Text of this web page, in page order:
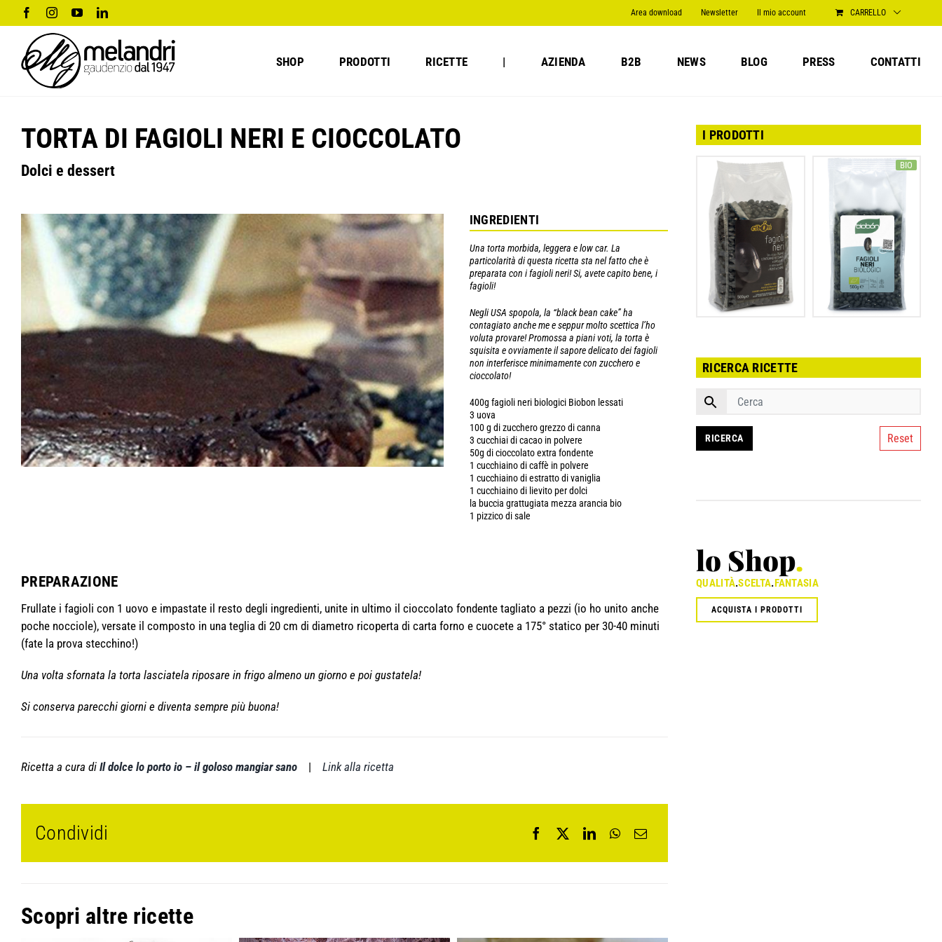
al
contenuto
FacebookInstagramYouTubeLinkedIn Area download Newsletter Il mio account CARRELLO
SHOP PRODOTTI RICETTE | AZIENDA B2B NEWS BLOG PRESS CONTATTI
TORTA DI FAGIOLI NERI E CIOCCOLATO
Dolci e dessert
INGREDIENTI
Una torta morbida, leggera e low car. La
particolarità di questa ricetta sta nel fatto che è
preparata con i fagioli neri! Si, avete capito bene, i
fagioli!
Negli USA spopola, la “black bean cake” ha
contagiato anche me e seppur molto scettica l’ho
voluta provare! Promossa a piani voti, la torta è
squisita e ovviamente il sapore delicato dei fagioli
non interferisce minimamente con zucchero e
cioccolato!
400g fagioli neri biologici Biobon lessati
3 uova
100 g di zucchero grezzo di canna
3 cucchiai di cacao in polvere
50g di cioccolato extra fondente
1 cucchiaino di caffè in polvere
1 cucchiaino di estratto di vaniglia
1 cucchiaino di lievito per dolci
la buccia grattugiata mezza arancia bio
1 pizzico di sale
PREPARAZIONE
Frullate i fagioli con 1 uovo e impastate il resto degli ingredienti, unite in ultimo il cioccolato fondente tagliato a pezzi (io ho unito anche
poche nocciole), versate il composto in una teglia di 20 cm di diametro ricoperta di carta forno e cuocete a 175° statico per 30-40 minuti
(fate la prova stecchino!)
Una volta sfornata la torta lasciatela riposare in frigo almeno un giorno e poi gustatela!
Si conserva parecchi giorni e diventa sempre più buona!
Ricetta a cura di Il dolce lo porto io – il goloso mangiar sano| Link alla ricetta
Condividi
Scopri altre ricette
I PRODOTTI
BIO
RICERCA RICETTE
Reset
lo Shop.
QUALITÀ.SCELTA.FANTASIA
ACQUISTA I PRODOTTI